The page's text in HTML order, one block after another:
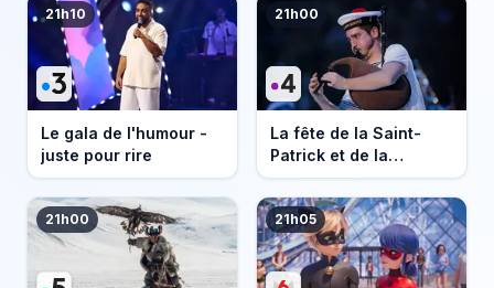
21h10
Le gala de l'humour -
juste pour rire
21h00
La fête de la Saint-
Patrick et de la
Bretagne
21h00 21h05